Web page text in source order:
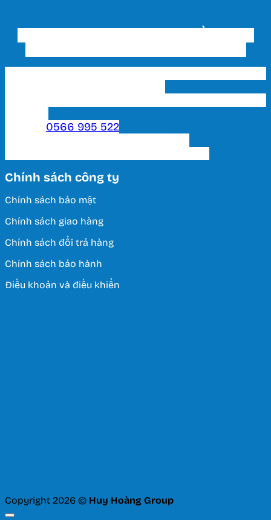
0566 995 522
Chính sách công ty
Chính sách bảo mật
Chính sách giao hàng
Chính sách đổi trả hàng
Chính sách bảo hành
Điều khoản và điều khiển
Copyright 2026 © Huy Hoàng Group